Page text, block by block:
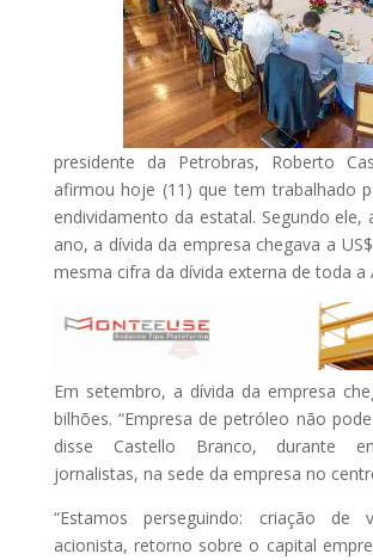
presidente da Petrobras, Roberto
afirmou hoje (11) que tem trabalhado
endividamento da estatal. Segundo
ano, a dívida da empresa chegava a
mesma cifra da dívida externa de toda a
Em setembro, a dívida da empresa
bilhões. “Empresa de petróleo não
disse Castello Branco, durante
jornalistas, na sede da empresa no
“Estamos perseguindo: criação
acionista, retorno sobre o capital